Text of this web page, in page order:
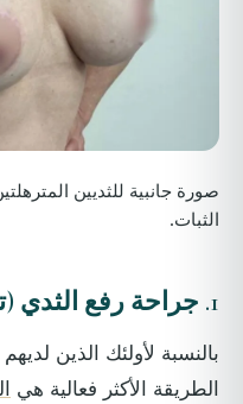
صورة جانبية للثديين
الثبات.
1. جراحة رفع الثدي
بالنسبة لأولئك الذين
الطريقة الأكثر فعالية هي